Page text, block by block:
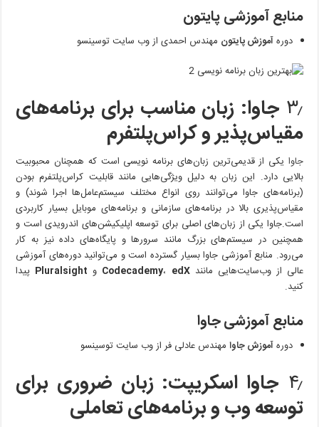
منابع آموزشی پایتون
دورهآموزش پایتون مهندس احمدی از وب سایت توسینسو
۳٫ جاوا: زبان مناسب برای برنامه‌های
مقیاس‌پذیر و کراس‌پلتفرم
جاوا یکی از قدیمی‌ترین زبان‌های برنامه نویسی است که همچنان محبوبیت
بالایی دارد. این زبان به دلیل ویژگی‌هایی مانند قابلیت کراس‌پلتفرم بودن
(برنامه‌های جاوا می‌توانند روی انواع مختلف سیستم‌عامل‌ها اجرا شوند) و
مقیاس‌پذیری بالا در برنامه‌های سازمانی و برنامه‌های موبایل بسیار کاربردی
است.جاوا یکی از زبان‌های اصلی برای توسعه اپلیکیشن‌های اندرویدی است و
همچنین در سیستم‌های بزرگ مانند سرورها و پایگاه‌های داده نیز به کار
می‌رود. منابع آموزشی جاوا بسیار گسترده است و می‌توانید دوره‌های آموزشی
عالی از وب‌سایت‌هایی مانند
Codecademy، edX و Pluralsight پیدا
کنید.
منابع آموزشی جاوا
دورهآموزش جاوا مهندس عادلی فر از وب سایت توسینسو
۴٫ جاوا اسکریپت: زبان ضروری برای
توسعه وب و برنامه‌های تعاملی